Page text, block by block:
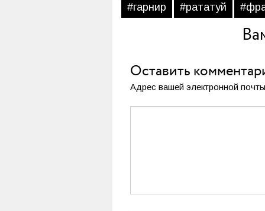
#гарнир
#рататуй
Оставить
Адрес вашей электронной